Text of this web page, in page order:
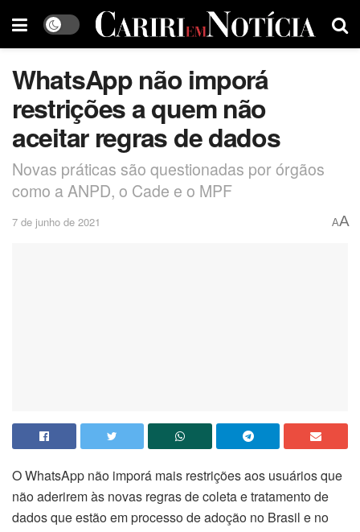
WhatsApp não imporá
restrições a quem não
aceitar regras de dados
Novas práticas são questionadas por órgãos
como a ANPD, o Cade e o MPF
7 de junho de 2021 AA
O WhatsApp não imporá mais restrições aos usuários que
não aderirem às novas regras de coleta e tratamento de
dados que estão em processo de adoção no Brasil e no